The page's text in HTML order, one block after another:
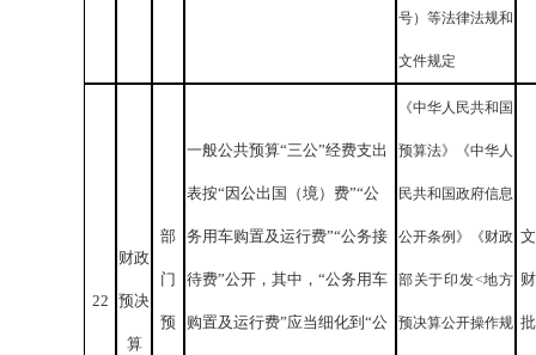
号）等法律法规和
文件规定
22
财政
预决
算
部
门
预
一般公共预算“三公”经费支出
表按“因公出国（境）费”“公
务用车购置及运行费”“公务接
待费”公开，其中，“公务用车
购置及运行费”应当细化到“公
《中华人民共和国
预算法》《中华人
民共和国政府信息
公开条例》《财政
部关于印发<地方
预决算公开操作规